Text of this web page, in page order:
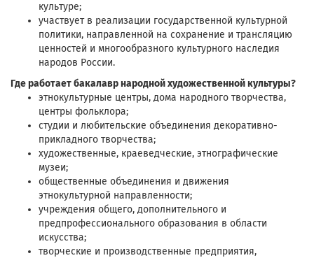
культуре;
участвует в реализации государственной культурной
политики, направленной на сохранение и трансляцию
ценностей и многообразного культурного наследия
народов России.
Где работает бакалавр народной художественной культуры?
этнокультурные центры, дома народного творчества,
центры фольклора;
студии и любительские объединения декоративно-
прикладного творчества;
художественные, краеведческие, этнографические
музеи;
общественные объединения и движения
этнокультурной направленности;
учреждения общего, дополнительного и
предпрофессионального образования в области
искусства;
творческие и производственные предприятия,